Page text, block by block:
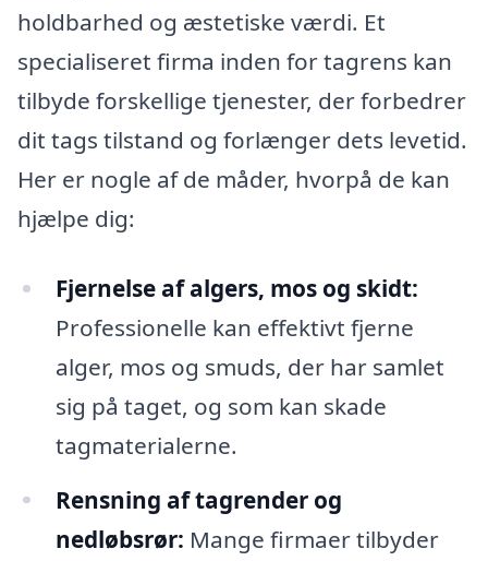
holdbarhed og æstetiske værdi. Et
specialiseret firma inden for tagrens kan
tilbyde forskellige tjenester, der forbedrer
dit tags tilstand og forlænger dets levetid.
Her er nogle af de måder, hvorpå de kan
hjælpe dig:
Fjernelse af algers, mos og skidt:
Professionelle kan effektivt fjerne
alger, mos og smuds, der har samlet
sig på taget, og som kan skade
tagmaterialerne.
Rensning af tagrender og
nedløbsrør: Mange firmaer tilbyder